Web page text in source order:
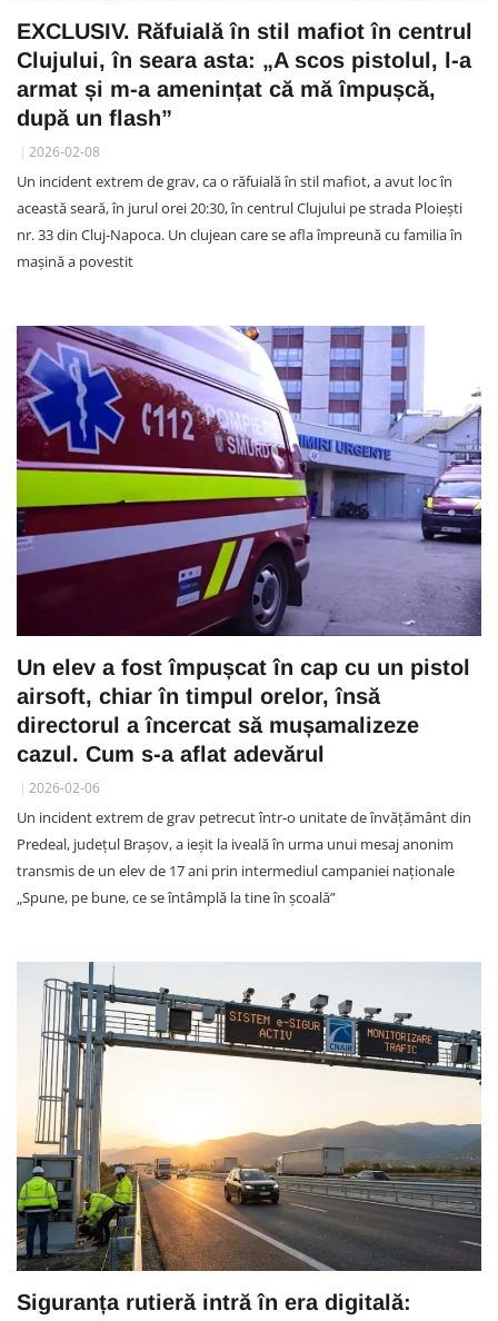
EXCLUSIV. Răfuială în stil mafiot în centrul
Clujului, în seara asta: „A scos pistolul, l-a
armat și m-a amenințat că mă împușcă,
după un flash”
2026-02-08
Un incident extrem de grav, ca o răfuială în stil mafiot, a avut loc în
această seară, în jurul orei 20:30, în centrul Clujului pe strada Ploiești
nr. 33 din Cluj-Napoca. Un clujean care se afla împreună cu familia în
mașină a povestit
Un elev a fost împușcat în cap cu un pistol
airsoft, chiar în timpul orelor, însă
directorul a încercat să mușamalizeze
cazul. Cum s-a aflat adevărul
2026-02-06
Un incident extrem de grav petrecut într-o unitate de învățământ din
Predeal, județul Brașov, a ieșit la iveală în urma unui mesaj anonim
transmis de un elev de 17 ani prin intermediul campaniei naționale
„Spune, pe bune, ce se întâmplă la tine în școală”
Siguranța rutieră intră în era digitală: